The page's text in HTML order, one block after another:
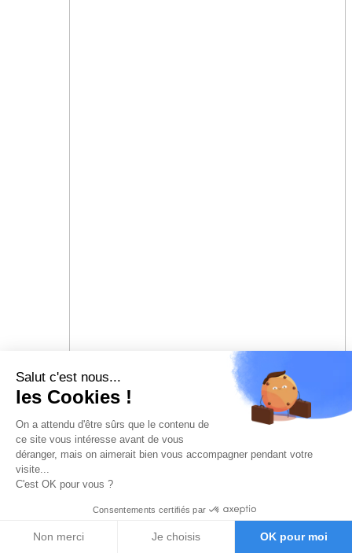
Salut c'est nous...
les Cookies !
On a attendu d'être sûrs que le contenu de
ce site vous intéresse avant de vous
déranger, mais on aimerait bien vous accompagner pendant votre
visite...
C'est OK pour vous ?
Consentements certifiés par
Non merci Je choisis OK pour moi